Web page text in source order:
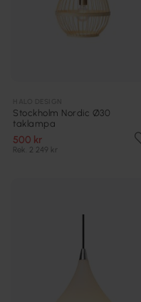
Stockholm Nordic Ø30
taklampa
500 kr
Rek. 2 249 kr